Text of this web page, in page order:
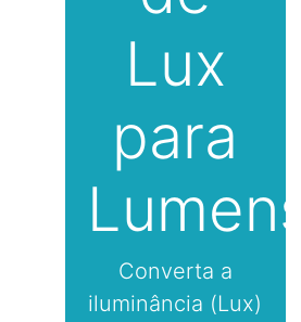
Lux
para
Lumens
Converta a
iluminância (Lux)